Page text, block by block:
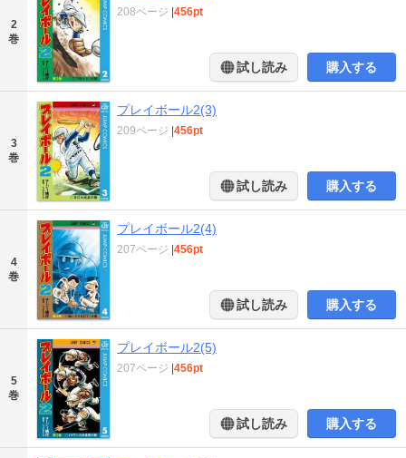
2
巻
208ページ 456pt
試し読み 購入する
3
巻
プレイボール2(3)
209ページ 456pt
試し読み 購入する
4
巻
プレイボール2(4)
207ページ 456pt
試し読み 購入する
5
巻
プレイボール2(5)
207ページ 456pt
試し読み 購入する